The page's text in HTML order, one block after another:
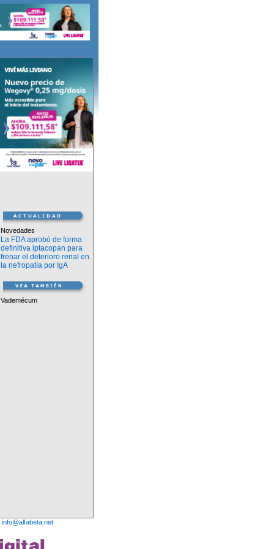
Novedades
La FDA aprobó de forma
definitiva iptacopan para
frenar el deterioro renal en
la nefropatía por IgA
Vademécum
info@alfabeta.net